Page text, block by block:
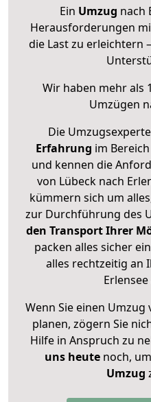
Ein Umzug nach
Herausforderungen
die Last zu erleichtern
Wir haben mehr als
Umzügen
Die
Erfahrung im
und kennen die
von Lübeck nach
kümmern sich um
zur Durchführung des
den Transport Ihrer
packen alles sicher
alles rechtzeitig an
Wenn Sie einen Umzug
planen, zögern Sie
Hilfe in Anspruch zu
uns heutenoch,
Umzug